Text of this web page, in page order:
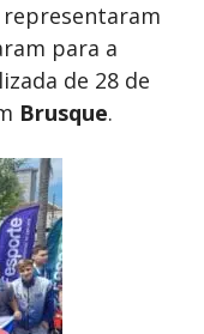
representaram
para a
de 28 de
Brusque.